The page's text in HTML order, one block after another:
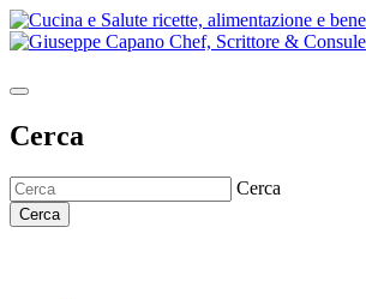
Cerca
Cerca
Cerca